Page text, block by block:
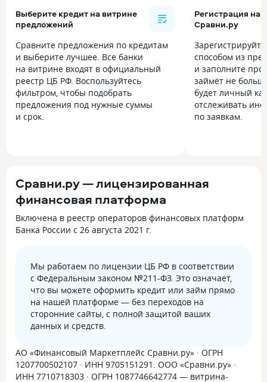
Выберите кредит на витрине
предложений
Сравните предложения по кредитам
и выберите лучшее. Все банки
на витрине входят в официальный
реестр ЦБ РФ. Воспользуйтесь
фильтром, чтобы подобрать
предложения под нужные суммы
и срок.
Регистрация на
Сравни.ру
способом из
и заполните
займёт не
будет личный
отслеживать
по заявкам.
Сравни.ру — лицензированная
финансовая платформа
Включена в реестр операторов финансовых платформ
Банка России с 26 августа 2021 г.
Мы работаем по лицензии ЦБ РФ в соответствии
с Федеральным законом №211-ФЗ. Это означает,
что вы можете оформить кредит или займ прямо
на нашей платформе — без переходов на
сторонние сайты, с полной защитой ваших
данных и средств.
АО «Финансовый Маркетплейс Сравни.ру» · ОГРН
1207700502107 · ИНН 9705151291. ООО «Сравни.ру» ·
ИНН 7710718303 · ОГРН 1087746642774 — витрина-